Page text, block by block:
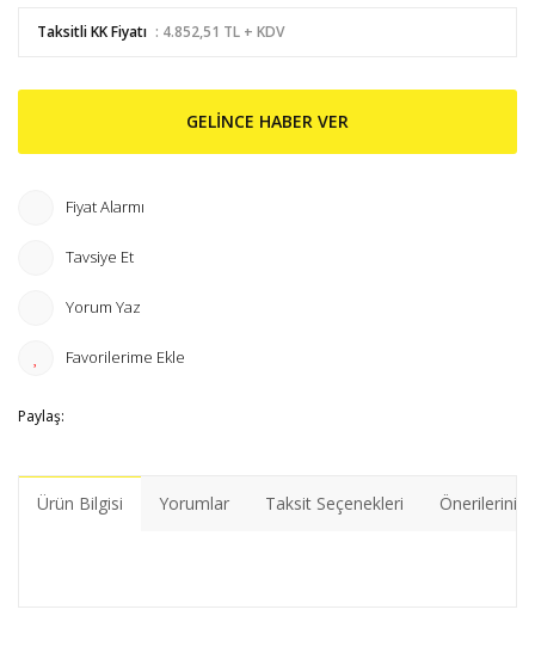
Taksitli KK Fiyatı : 4.852,51 TL + KDV
GELİNCE HABER VER
Fiyat Alarmı
Tavsiye Et
Yorum Yaz
Paylaş:
Ürün Bilgisi Yorumlar Taksit Seçenekleri Önerileriniz